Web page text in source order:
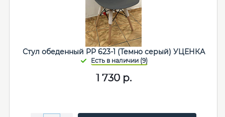
Стул обеденный PP 623-1 (Темно серый) УЦЕНКА
1 730р.